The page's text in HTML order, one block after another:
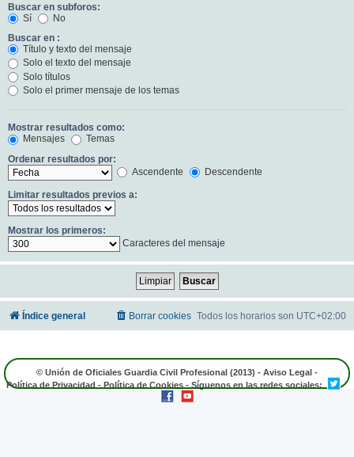
Buscar en subforos:
Sí
No
Buscar en :
Título y texto del mensaje
Solo el texto del mensaje
Solo títulos
Solo el primer mensaje de los temas
Mostrar resultados como:
Mensajes
Temas
Ordenar resultados por:
Ascendente
Descendente
Limitar resultados previos a:
Mostrar los primeros:
Caracteres del mensaje
Índice general Todos los horarios son UTC+02:00
Borrar cookies
© Unión de Oficiales Guardia Civil Profesional (2013) - Aviso Legal -
Política de Privacidad - Política de Cookies - Síguenos en las redes sociales: